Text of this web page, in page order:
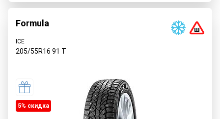
Formula
ICE
205/55R16 91 T
5% cкидка